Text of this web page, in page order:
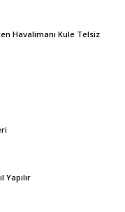
Havalimanı Kule Telsiz
Yapılır